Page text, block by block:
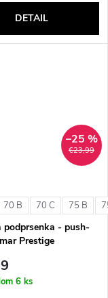
DETAIL
€23,99
–25 %
70 B 70 C 75 B
podprsenka - push-
Prestige
6 ks